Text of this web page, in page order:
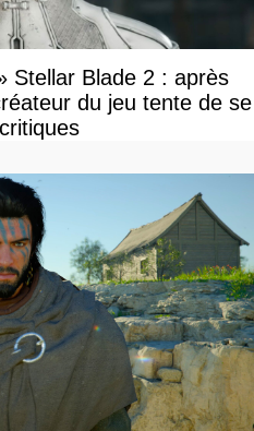
Stellar Blade 2 : après
du jeu tente de se